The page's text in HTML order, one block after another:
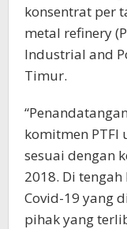
konsentrat per
metal refinery
Industrial and
Timur.
komitmen PTFI
sesuai dengan
2018. Di
Covid-19 yang
pihak yang